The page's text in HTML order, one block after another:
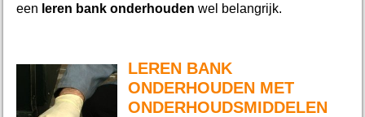
een leren bank onderhouden wel belangrijk.
LEREN BANK
ONDERHOUDEN MET
ONDERHOUDSMIDDELEN